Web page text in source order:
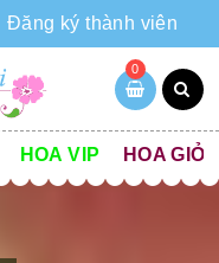
Đăng ký thành viên
0
HOA VIP HOA GIỎ